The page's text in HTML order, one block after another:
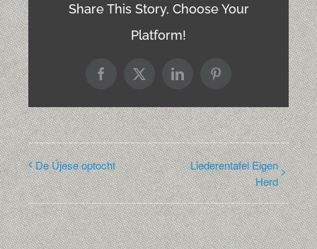
Share This Story, Choose Your
Platform!
Facebook
X LinkedInPinterest
De Újese optocht
Liederentafel Eigen
Herd